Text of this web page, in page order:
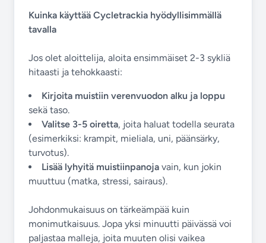
Kuinka käyttää Cycletrackia hyödyllisimmällä
tavalla
Jos olet aloittelija, aloita ensimmäiset 2-3 sykliä
hitaasti ja tehokkaasti:
Kirjoita muistiin verenvuodon alku ja loppu
sekä taso.
Valitse 3-5 oiretta, joita haluat todella seurata
(esimerkiksi: krampit, mieliala, uni, päänsärky,
turvotus).
Lisää lyhyitä muistiinpanoja vain, kun jokin
muuttuu (matka, stressi, sairaus).
Johdonmukaisuus on tärkeämpää kuin
monimutkaisuus. Jopa yksi minuutti päivässä voi
paljastaa malleja, joita muuten olisi vaikea